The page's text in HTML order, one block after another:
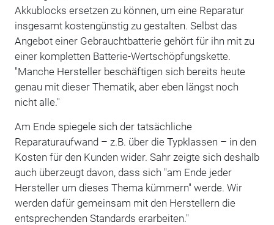
Akkublocks ersetzen zu können, um eine Reparatur
insgesamt kostengünstig zu gestalten. Selbst das
Angebot einer Gebrauchtbatterie gehört für ihn mit zu
einer kompletten Batterie-Wertschöpfungskette.
"Manche Hersteller beschäftigen sich bereits heute
genau mit dieser Thematik, aber eben längst noch
nicht alle."
Am Ende spiegele sich der tatsächliche
Reparaturaufwand – z.B. über die Typklassen – in den
Kosten für den Kunden wider. Sahr zeigte sich deshalb
auch überzeugt davon, dass sich "am Ende jeder
Hersteller um dieses Thema kümmern" werde. Wir
werden dafür gemeinsam mit den Herstellern die
entsprechenden Standards erarbeiten."